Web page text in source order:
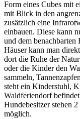
Form eines Cubes mit
mit Blick in den
zusätzlich eine
einbauen. Diese kann
und dem benachbarten
Häuser kann man
dort die Ruhe der
oder die Kinder den
sammeln,
steht ein Kinderstuhl,
Waldferiendorf
Hundebesitzer stehen
möglich.